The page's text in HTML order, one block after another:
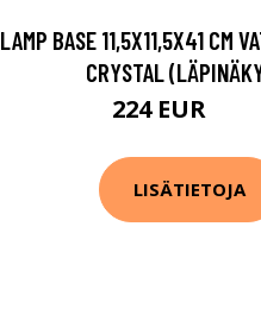
LAMP BASE 11,5X11,5X41 CM
CRYSTAL
224 EUR
LISÄTIETOJA